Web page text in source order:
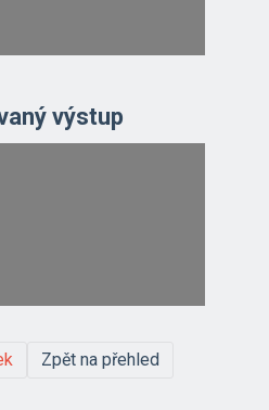
výstup
Zpět na přehled